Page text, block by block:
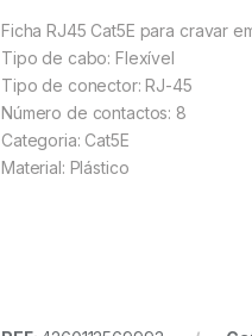
Ficha RJ45 Cat5E para cravar
Tipo de cabo: Flexível
Tipo de conector: RJ-45
Número de contactos: 8
Categoria: Cat5E
Material: Plástico